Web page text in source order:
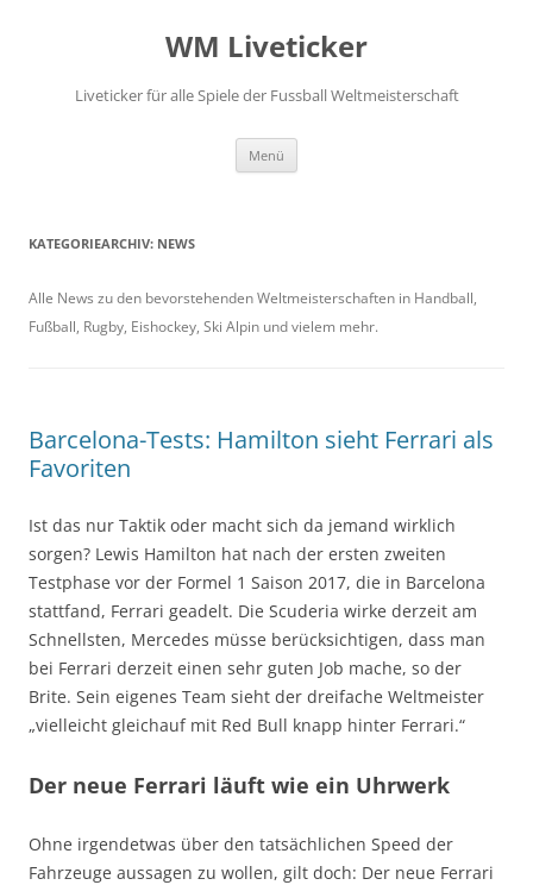
WM Liveticker
Liveticker für alle Spiele der Fussball Weltmeisterschaft
Menü
KATEGORIEARCHIV: NEWS
Alle News zu den bevorstehenden Weltmeisterschaften in Handball,
Fußball, Rugby, Eishockey, Ski Alpin und vielem mehr.
Barcelona-Tests: Hamilton sieht Ferrari als
Favoriten
Ist das nur Taktik oder macht sich da jemand wirklich
sorgen? Lewis Hamilton hat nach der ersten zweiten
Testphase vor der Formel 1 Saison 2017, die in Barcelona
stattfand, Ferrari geadelt. Die Scuderia wirke derzeit am
Schnellsten, Mercedes müsse berücksichtigen, dass man
bei Ferrari derzeit einen sehr guten Job mache, so der
Brite. Sein eigenes Team sieht der dreifache Weltmeister
„vielleicht gleichauf mit Red Bull knapp hinter Ferrari.“
Der neue Ferrari läuft wie ein Uhrwerk
Ohne irgendetwas über den tatsächlichen Speed der
Fahrzeuge aussagen zu wollen, gilt doch: Der neue Ferrari